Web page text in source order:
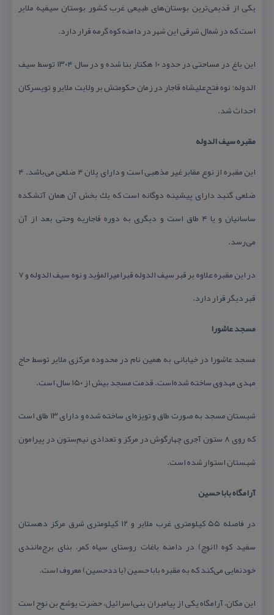
یكی از قدیمی‌ترین بوستان‌های طبیعی غرب كشور بوستان سیفیه ملایر
است كه در شمال شرقی این شهر در دامنه كوه گرمه قرار دارد.
این باغ در مساحتی در حدود ۱۰ هكتار بنا شده و در سال ۱۳۰۴ توسط سیف
الدوله؛ نوه فتح‌علیشاه قاجار در زمان حكومتش بر ولایت ملایر و تویسركان
احداث شد.
مقبره سیف الدوله
این مقبره از نوع مقابر غیر مذهبی است و دارای پلان ۴ ضلعی می‌باشد. ۴
ضلعی گنبد دارای پیشینه دوگانه است كه یك بخش آن همان آتشكده
ساسانیان و یا ۴ طاق است و دیگری به دوره قاجاریه وحتی بعد از آن
می‌رسد.
در این مقبره علاوه بر قبر سیف الدوله قبرامیرالمؤید و نوه سیف الدوله و ۷
قبر دیگر قرار دارد.
مسجد عاشورا
مسجد عاشورا در خیابانی به همین نام در محدوده مركزی ملایر توسط حاج
مهدی مهدوی ساخته شده‌است. قدمت مسجد بیش از ۱۵۰ سال است.
شبستان مسجد به صورت طاق و تویزه‌ای ساخته شده و دارای ۱۳ طاق است
كه روی ۸ ستون آجری چهارگوش در مركز و تعدادی نیم‌ستون در پیرامون
شبستان استوار شده ‌است.
آرامگاه بابا حسین
در فاصله ۵۵ كیلومتری غرب ملایر و ۱۲ كیلومتری شرق مركز دهستان
سفید كوه (انوچ) در دامنه باغات روستای سیاه كمر، بنای برج‌مانندی
خودنمایی می‌كند كه به مقبره بابا حسین (یا ددحسین) معروف است.
این مكان، آرامگاه یكی از پیامبران بنی‌اسرائیل، حضرت یوشع بن نوح است